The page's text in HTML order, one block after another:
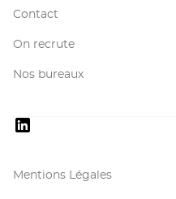
Contact
On recrute
Nos bureaux
Mentions Légales